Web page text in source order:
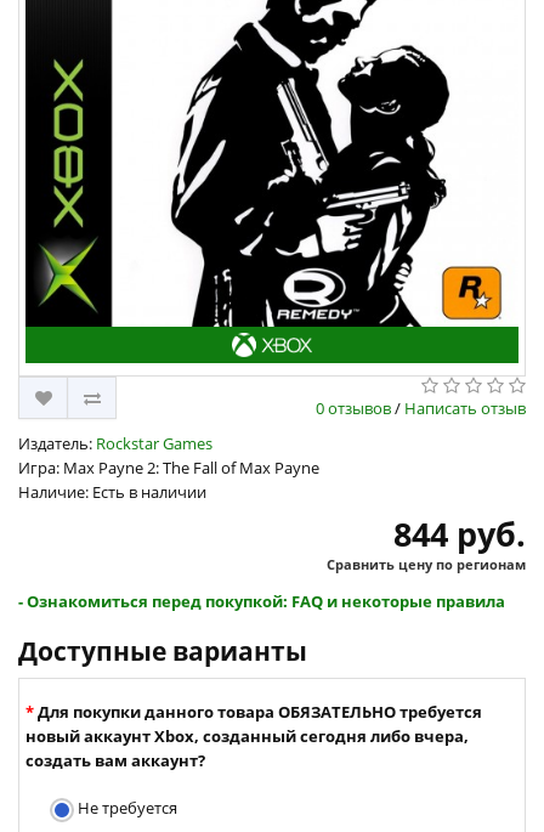
0 отзывов/ Написать отзыв
Издатель: Rockstar Games
Игра: Max Payne 2: The Fall of Max Payne
Наличие: Есть в наличии
844 руб.
Сравнить цену по регионам
- Ознакомиться перед покупкой: FAQ и некоторые правила
Доступные варианты
Для покупки данного товара ОБЯЗАТЕЛЬНО требуется
новый аккаунт Xbox, созданный сегодня либо вчера,
создать вам аккаунт?
Не требуется